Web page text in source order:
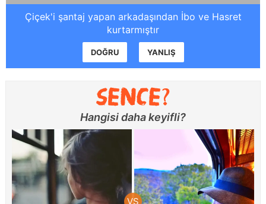
Çiçek'i şantaj yapan arkadaşından İbo ve Hasret
kurtarmıştır
DOĞRU YANLIŞ
Hangisi daha keyifli?